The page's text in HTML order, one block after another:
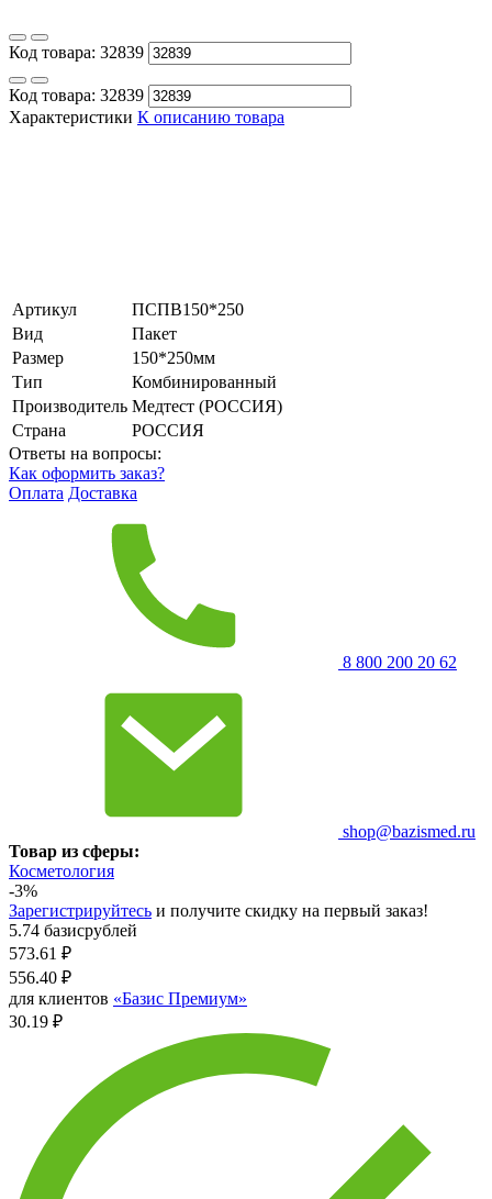
Код товара: 32839
Код товара: 32839
Характеристики К описанию товара
Артикул
ПСПВ150*250
Вид
Пакет
Размер
150*250мм
Тип
Комбинированный
Производитель Медтест (РОССИЯ)
Страна
РОССИЯ
Ответы на вопросы:
Как оформить заказ?
Оплата Доставка
8 800 200 20 62
shop@bazismed.ru
Товар из сферы:
Косметология
-3%
Зарегистрируйтесь и получите скидку на первый заказ!
5.74 базисрублей
573.61 ₽
556.40 ₽
для клиентов «Базис Премиум»
30.19 ₽